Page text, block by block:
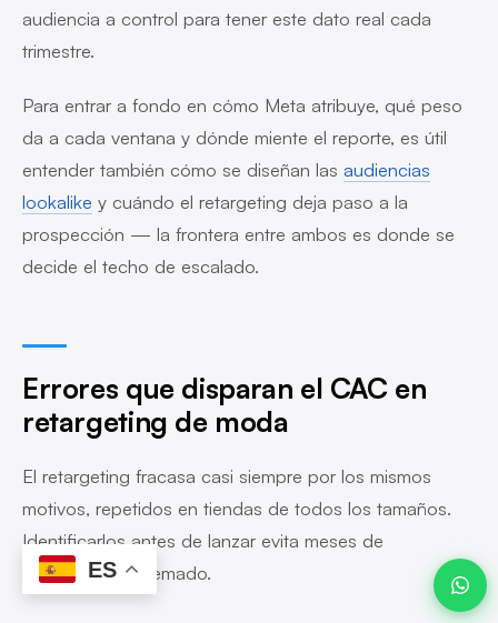
audiencia a control para tener este dato real cada
trimestre.
Para entrar a fondo en cómo Meta atribuye, qué peso
da a cada ventana y dónde miente el reporte, es útil
entender también cómo se diseñan las audiencias
lookalike y cuándo el retargeting deja paso a la
prospección — la frontera entre ambos es donde se
decide el techo de escalado.
Errores que disparan el CAC en
retargeting de moda
El retargeting fracasa casi siempre por los mismos
motivos, repetidos en tiendas de todos los tamaños.
Identificarlos antes de lanzar evita meses de
presupuesto quemado.
Javier · Advanze
en línea
09:02
ES